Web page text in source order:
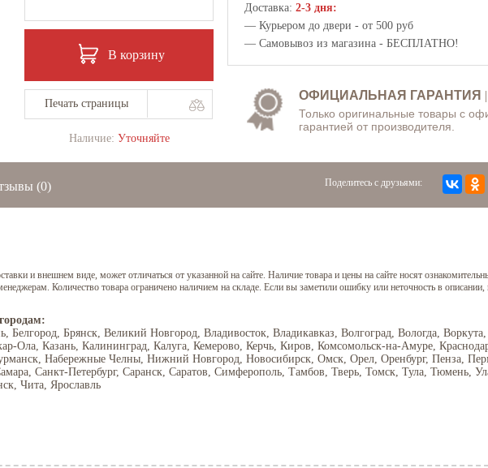
В корзину
Печать страницы
Наличие: Уточняйте
Доставка: 2-3 дня:
— Курьером до двери - от 500 руб
— Самовывоз из магазина - БЕСПЛАТНО!
ОФИЦИАЛЬНАЯ ГАРАНТИЯ |
Только оригинальные товары с
гарантией от производителя.
(0) Поделитесь с друзьями:
и внешнем виде, может отличаться от указанной на сайте. Наличие товара и цены на сайте носят
Количество товара ограничено наличием на складе. Если вы заметили ошибку или неточность в описании,
Белгород, Брянск, Великий Новгород, Владивосток, Владикавказ, Волгоград, Вологда, Воркута,
Ола, Казань, Калининград, Калуга, Кемерово, Керчь, Киров, Комсомольск-на-Амуре,
Набережные Челны, Нижний Новгород, Новосибирск, Омск, Орел, Оренбург, Пенза,
Санкт-Петербург, Саранск, Саратов, Симферополь, Тамбов, Тверь, Томск, Тула, Тюмень,
Чита, Ярославль